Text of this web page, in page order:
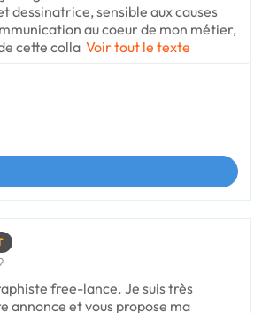
dessinatrice, sensible aux causes
au coeur de mon métier,
cette colla Voir tout le texte
free-lance. Je suis très
annonce et vous propose ma